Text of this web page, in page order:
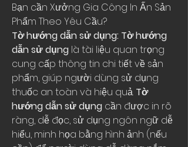
Bạn cần Xưởng Gia Công In Ấn Sản
Phẩm Theo Yêu Cầu?
Tờ hướng dẫn sử dụng: Tờ hướng
dẫn sử dụng là tài liệu quan trọng
cung cấp thông tin chi tiết về sản
phẩm, giúp người dùng sử dụng
thuốc an toàn và hiệu quả. Tờ
hướng dẫn sử dụng cần được in rõ
ràng, dễ đọc, sử dụng ngôn ngữ dễ
hiểu, minh họa bằng hình ảnh (nếu